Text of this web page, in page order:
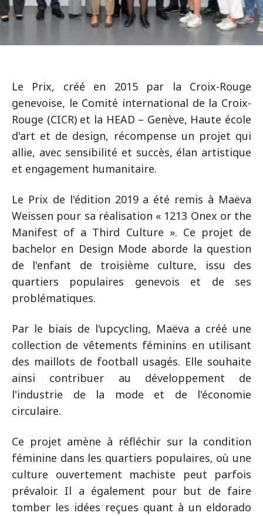
Le Prix, créé en 2015 par la Croix-Rouge
genevoise, le Comité international de la Croix-
Rouge (CICR) et la HEAD – Genève, Haute école
d'art et de design, récompense un projet qui
allie, avec sensibilité et succès, élan artistique
et engagement humanitaire.
Le Prix de l'édition 2019 a été remis à Maëva
Weissen pour sa réalisation « 1213 Onex or the
Manifest of a Third Culture ». Ce projet de
bachelor en Design Mode aborde la question
de l'enfant de troisième culture, issu des
quartiers populaires genevois et de ses
problématiques.
Par le biais de l'upcycling, Maëva a créé une
collection de vêtements féminins en utilisant
des maillots de football usagés. Elle souhaite
ainsi contribuer au développement de
l'industrie de la mode et de l'économie
circulaire.
Ce projet amène à réfléchir sur la condition
féminine dans les quartiers populaires, où une
culture ouvertement machiste peut parfois
prévaloir. Il a également pour but de faire
tomber les idées reçues quant à un eldorado